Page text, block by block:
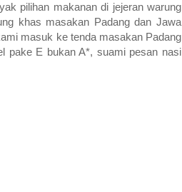
pilihan makanan di jejeran warung
khas masakan Padang dan Jawa
masuk ke tenda masakan Padang
pake E bukan A*, suami pesan nasi